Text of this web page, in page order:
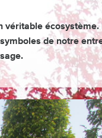
de notre
et de pratiques